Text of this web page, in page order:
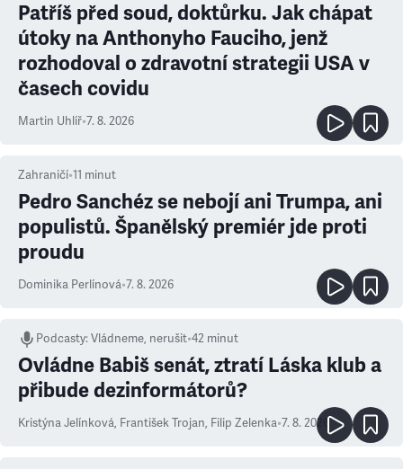
Patříš před soud, doktůrku. Jak chápat
útoky na Anthonyho Fauciho, jenž
rozhodoval o zdravotní strategii USA v
časech covidu
Martin Uhlíř•7. 8. 2026
Zahraničí•11 minut
Pedro Sanchéz se nebojí ani Trumpa, ani
populistů. Španělský premiér jde proti
proudu
Dominika Perlínová•7. 8. 2026
Podcasty:Vládneme, nerušit•42 minut
Ovládne Babiš senát, ztratí Láska klub a
přibude dezinformátorů?
Kristýna Jelínková, František Trojan, Filip Zelenka•7. 8. 2026